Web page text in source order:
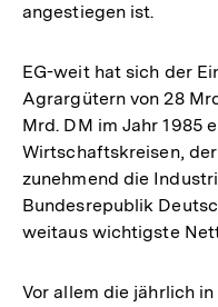
angestiegen ist.
EG-weit hat sich der
Agrargütern von 28
Mrd. DM im Jahr 1985
Wirtschaftskreisen,
zunehmend die
Bundesrepublik
weitaus wichtigste
Vor allem die jährlich